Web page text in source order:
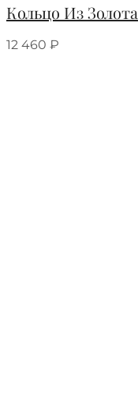
Кольцо Из Золота
12 460 ₽